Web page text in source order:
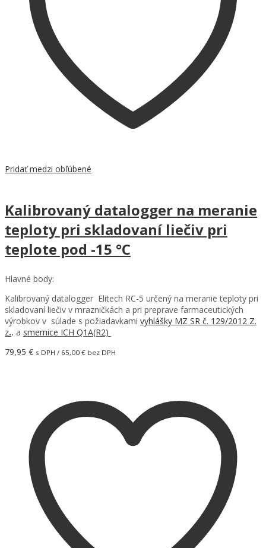
Pridať medzi obľúbené
Kalibrovaný datalogger na meranie
teploty pri skladovaní liečiv pri
teplote pod -15 °C
Hlavné body:
Kalibrovaný datalogger Elitech RC-5 určený na meranie teploty pri
skladovaní liečiv v mrazničkách a pri preprave farmaceutických
výrobkov v súlade s požiadavkami vyhlášky MZ SR č. 129/2012 Z.
z.. a smernice ICH Q1A(R2)
79,95 € s DPH / 65,00 € bez DPH